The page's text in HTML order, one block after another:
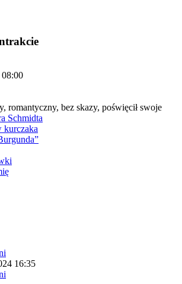
08:00
romantyczny, bez skazy, poświęcił swoje
Schmidta
kurczaka
16:35